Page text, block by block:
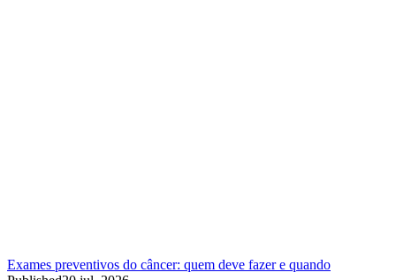
Exames preventivos do câncer: quem deve fazer e quando